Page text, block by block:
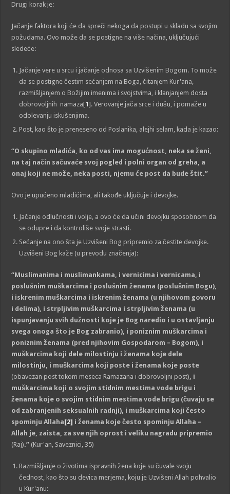
Drugi korak je:
Jačanje faktora koji će da spreči nekoga da postupi u skladu sa svojim
požudama. Ovo može da se postigne na više načina, uključujući
sledeće:
Jačanje vere u srcu i jačanje odnosa sa Uzvišenim Bogom. To može
da se postigne čestim sećanjem na Boga, čitanjem Kur'ana,
razmišljanjem o Božijim imenima i svojstvima, i klanjanjem dosta
dobrovoljnih namaza[1]. Verovanje jača srce i dušu, i pomaže u
odolevanju iskušenjima.
Post, kao što je preneseno od Poslanika, alejhi selam, kada je kazao:
“O skupino mladića, ko od vas ima mogućnost, neka se ženi,
na taj način sačuvaće svoj pogled i polni organ od greha, a
onaj koji ne može, neka posti, njemu će post da budeštit.”
Ovo je upućeno mladićima, ali takođe uključuje i devojke.
Jačanje odlučnosti i volje, a ovo će da učini devojku sposobnom da
se odupre i da kontroliše svoje strasti.
Sećanje na ono šta je Uzvišeni Bog pripremio za čestite devojke.
Uzvišeni Bog kaže (u prevodu značenja):
“Muslimanima i muslimankama, i vernicima i vernicama, i
poslušnim muškarcima i poslušnim ženama (poslušnim Bogu),
i iskrenim muškarcima i iskrenim ženama (u njihovom govoru
i delima), i strpljivim muškarcima i strpljivim ženama (u
ispunjavanju svih dužnosti koje je Bog naredio i u ostavljanju
svega onogašto je Bog zabranio), i poniznim muškarcima i
poniznim ženama (pred njihovim Gospodarom – Bogom), i
muškarcima koji dele milostinju i ženama koje dele
milostinju, i muškarcima koji poste i ženama koje poste
(obavezan post tokom meseca Ramazana i dobrovoljni post), i
muškarcima koji o svojim stidnim mestima vode brigu i
ženama koje o svojim stidnim mestima vode brigu (čuvaju se
od zabranjenih seksualnih radnji), i muškarcima koji često
spominjuAllaha[2] i ženama koje često spominjuAllaha –
Allah je, zaista, za sve njih oprost i veliku nagradu pripremio
(Raj).” (Kur'an, Saveznici, 35)
Razmišljanje o životima ispravnih žena koje su čuvale svoju
čednost, kao što su devica merjema, koju je Uzvišeni Allah pohvalio
u Kur'anu: